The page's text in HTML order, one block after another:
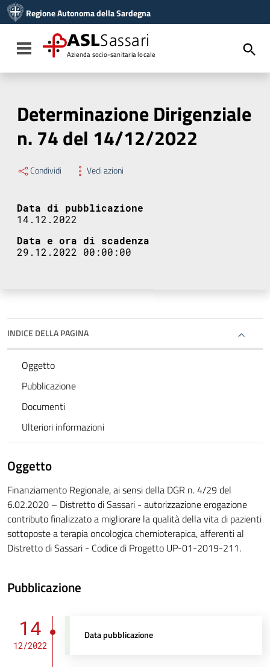
Vai al menu di navigazione
Vai al footer
Regione Autonoma della Sardegna
Toggle navigation
ASLSassari
Azienda socio-sanitaria locale
Determinazione Dirigenziale
n. 74 del 14/12/2022
Condividi Vedi azioni
Data di pubblicazione
14.12.2022
Data e ora di scadenza
29.12.2022 00:00:00
INDICE DELLA PAGINA
Oggetto
Pubblicazione
Documenti
Ulteriori informazioni
Oggetto
Finanziamento Regionale, ai sensi della DGR n. 4/29 del
6.02.2020 – Distretto di Sassari - autorizzazione erogazione
contributo finalizzato a migliorare la qualità della vita di pazienti
sottoposte a terapia oncologica chemioterapica, afferenti al
Distretto di Sassari - Codice di Progetto UP-01-2019-211.
Pubblicazione
14
12/2022
Data pubblicazione